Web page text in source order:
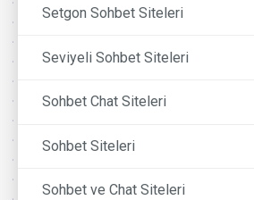
Setgon Sohbet Siteleri
Seviyeli Sohbet Siteleri
Sohbet Chat Siteleri
Sohbet Siteleri
Sohbet ve Chat Siteleri